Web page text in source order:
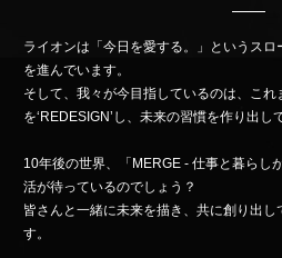
ライオンは「今日を愛する。」というス
を進んでいます。
そして、我々が今目指しているのは、これ
を‘REDESIGN’し、未来の習慣を作り出し
10年後の世界、「MERGE - 仕事と暮らし
活が待っているのでしょう？
皆さんと一緒に未来を描き、共に創り出し
す。